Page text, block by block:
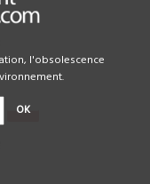
l'obsolescence
OK